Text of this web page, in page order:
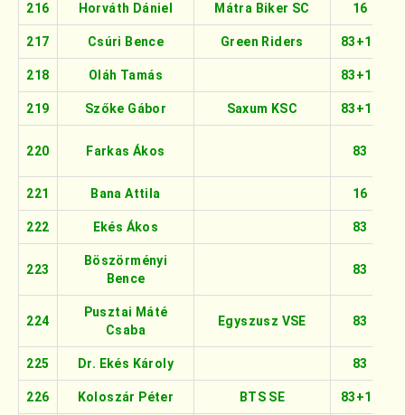
216 Horváth Dániel Mátra Biker SC 16
217 Csúri Bence Green Riders 83+16
218 Oláh Tamás 83+16
219 Szőke Gábor Saxum KSC 83+16
220 Farkas Ákos 83
221 Bana Attila 16
222 Ekés Ákos 83
223
Böszörményi
Bence
83
224
Pusztai Máté
Csaba
Egyszusz VSE 83
225 Dr. Ekés Károly 83
226 Koloszár Péter BTS SE 83+16